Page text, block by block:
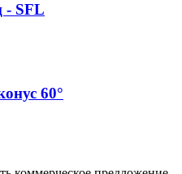
- SFL
60°